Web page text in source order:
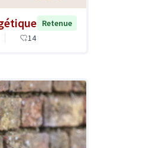
Retenue
14